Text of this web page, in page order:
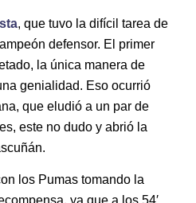
, que tuvo la difícil tarea de
defensor. El primer
la única manera de
genialidad. Eso ocurrió
que eludió a un par de
este no dudo y abrió la
los Pumas tomando la
ya que a los 54′